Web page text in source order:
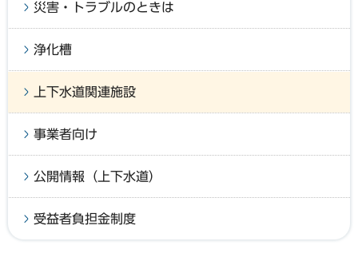
災害・トラブルのときは
浄化槽
上下水道関連施設
事業者向け
公開情報（上下水道）
受益者負担金制度